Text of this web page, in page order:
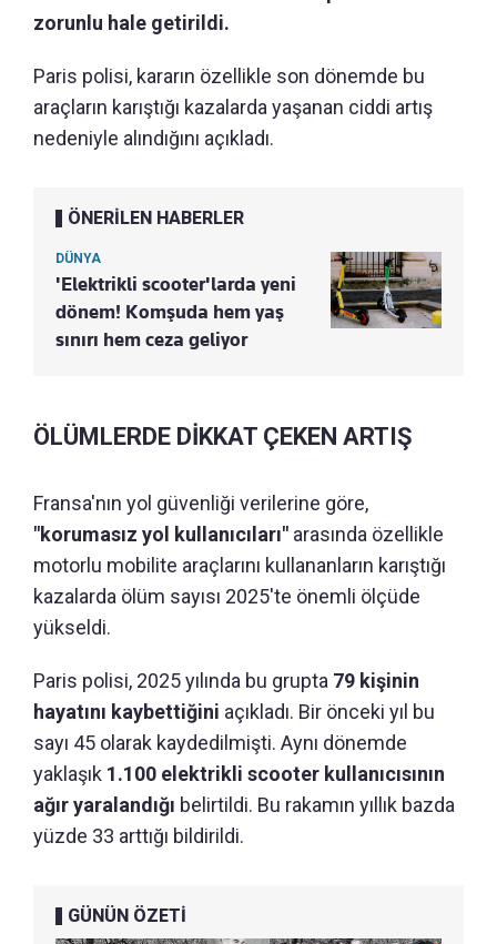
zorunlu hale getirildi.
Paris polisi, kararın özellikle son dönemde bu
araçların karıştığı kazalarda yaşanan ciddi artış
nedeniyle alındığını açıkladı.
ÖNERİLEN HABERLER
DÜNYA
'Elektrikli scooter'larda yeni
dönem! Komşuda hem yaş
sınırı hem ceza geliyor
ÖLÜMLERDE DİKKAT ÇEKEN ARTIŞ
Fransa'nın yol güvenliği verilerine göre,
"korumasız yol kullanıcıları" arasında özellikle
motorlu mobilite araçlarını kullananların karıştığı
kazalarda ölüm sayısı 2025'te önemli ölçüde
yükseldi.
Paris polisi, 2025 yılında bu grupta 79 kişinin
hayatını kaybettiğini açıkladı. Bir önceki yıl bu
sayı 45 olarak kaydedilmişti. Aynı dönemde
yaklaşık 1.100 elektrikli scooter kullanıcısının
ağır yaralandığı belirtildi. Bu rakamın yıllık bazda
yüzde 33 arttığı bildirildi.
GÜNÜN ÖZETİ